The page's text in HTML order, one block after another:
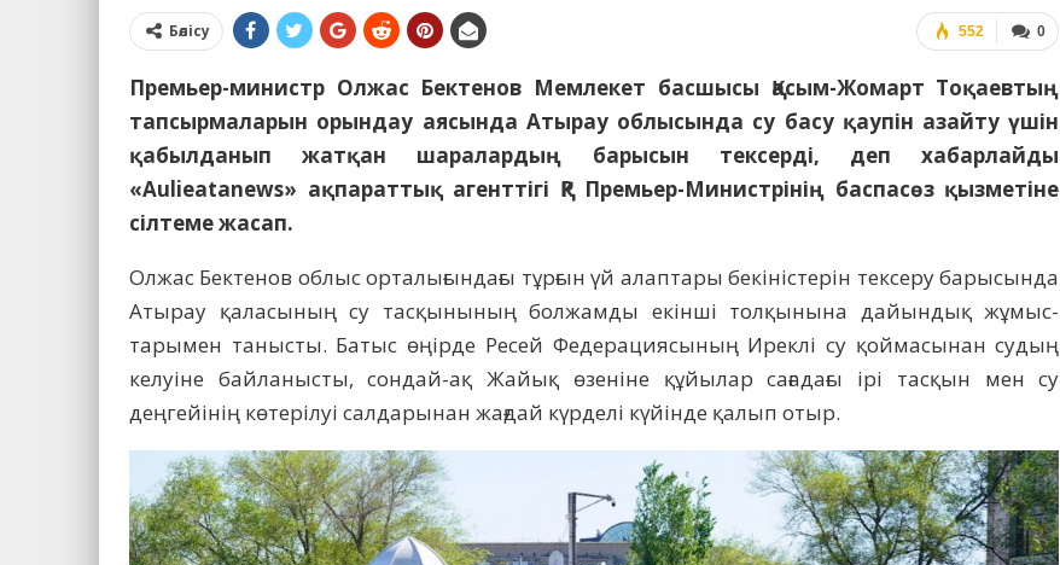
0
552
Бөлісу
Премьер-министр Олжас Бектенов Мемлекет басшысы Қасым-Жомарт Тоқаевтың
тапсырмаларын орындау аясында Атырау облысында су басу қаупін азайту үшін
қабылданып жатқан шаралардың барысын тексерді, деп хабарлайды
«Aulieatanews» ақпараттық агенттігі ҚР Премьер-Министрінің баспасөз қызметіне
сілтеме жасап.
Олжас Бектенов облыс орталығын­дағы тұрғын үй алаптары бекіністерін тексеру барысында
Атырау қаласы­ның су тасқынының болжамды екін­ші тол­қ­ынына дайындық жұмыс­
тарымен та­нысты. Батыс өңірде Ресей Феде­рация­сының Иреклі су қоймасынан судың
келуіне байланыс­ты, сондай-ақ Жайық өзеніне құйылар сағадағы ірі тасқын мен су
деңгейінің көтерілуі салдарынан жағдай күрделі күйінде қалып отыр.